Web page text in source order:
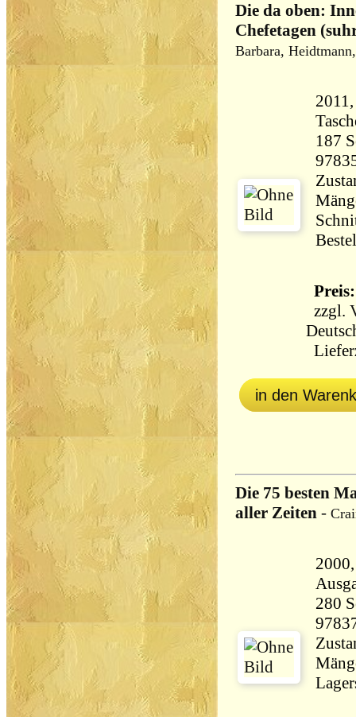
Die da oben:
Chefetagen
Barbara,
187 Seiten
zzgl.
in den
Die 75 besten
aller Zeiten -
2000,
280 Seiten